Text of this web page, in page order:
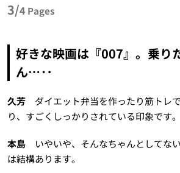
3/4 Pages
好きな映画は『007』。乗り
ん…‥
久芳ダイエット弁当を作ったり筋トレ
り、すごくしっかりされている印象です。
本島いやいや、そんなちゃんとしてな
は結構あります。